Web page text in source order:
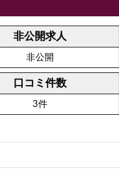
非公開求人
非公開
口コミ件数
3件